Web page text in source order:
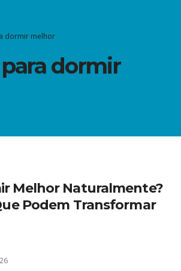
dormir melhor
dormir
Melhor Naturalmente?
Podem Transformar